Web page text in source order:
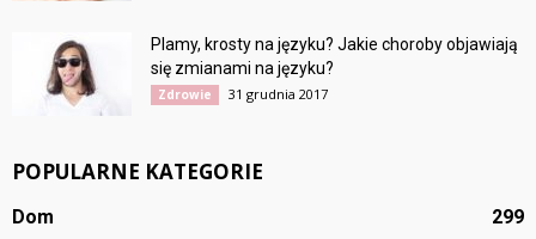
Plamy, krosty na języku? Jakie choroby objawiają
się zmianami na języku?
Zdrowie 31 grudnia 2017
POPULARNE KATEGORIE
Dom
299